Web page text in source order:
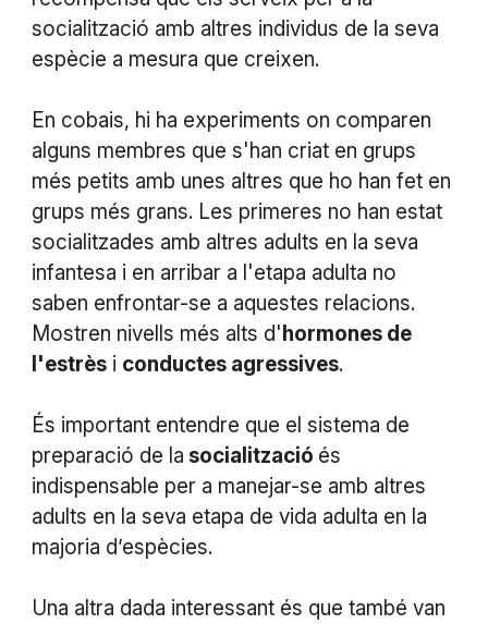
socialització amb altres individus de la seva
espècie a mesura que creixen.
En cobais, hi ha experiments on comparen
alguns membres que s'han criat en grups
més petits amb unes altres que ho han fet en
grups més grans. Les primeres no han estat
socialitzades amb altres adults en la seva
infantesa i en arribar a l'etapa adulta no
saben enfrontar-se a aquestes relacions.
Mostren nivells més alts d' hormones de
l'estrèsi conductes agressives.
És important entendre que el sistema de
preparació de la socialització és
indispensable per a manejar-se amb altres
adults en la seva etapa de vida adulta en la
majoria d’espècies.
Una altra dada interessant és que també van